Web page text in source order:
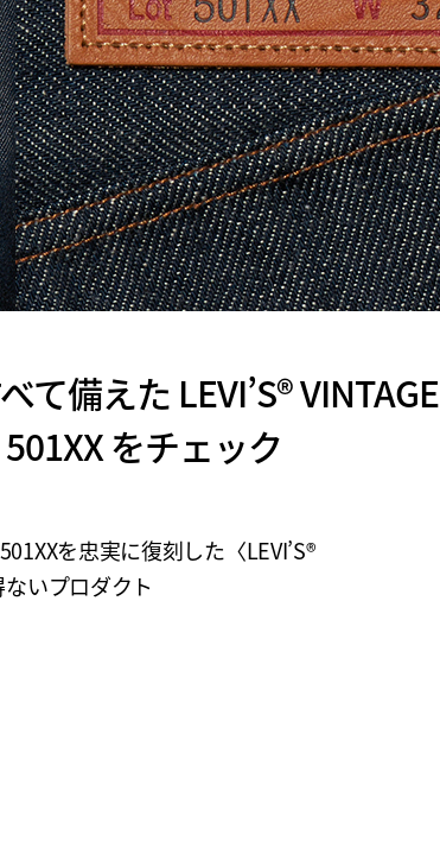
備えた LEVI’S® VINTAGE
をチェック
を忠実に復刻した〈LEVI’S®
ないプロダクト